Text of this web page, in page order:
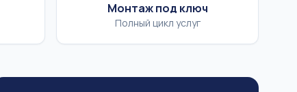
Монтаж под ключ
Полный цикл услуг